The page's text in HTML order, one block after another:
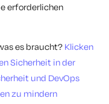
erforderlichen
es braucht? Klicken
Sicherheit in der
und DevOps
zu mindern